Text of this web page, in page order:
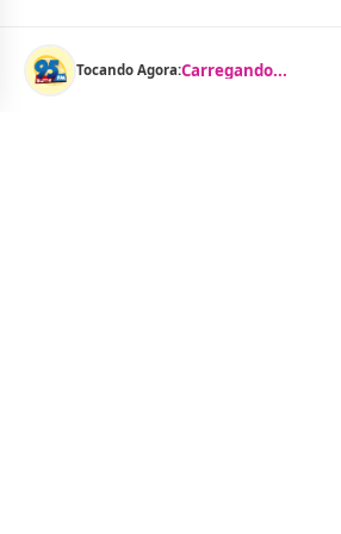
Tocando Agora:Carregando...